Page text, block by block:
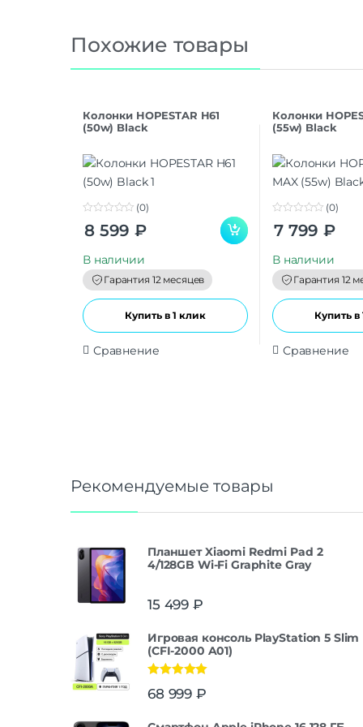
Похожие товары
Колонки HOPESTAR H61
(50w) Black
o
o
(0)
8 599 ₽
В наличии
Гарантия 12 месяцев
Купить в 1 клик
Сравнение
Колонки
(55w) Black
o
o
(0)
7 799 ₽
В наличии
Гарантия 12
Купить в
Сравнение
Рекомендуемые товары
Планшет Xiaomi Redmi Pad 2
4/128GB Wi-Fi Graphite Gray
15 499 ₽
Игровая консоль PlayStation 5 Slim
(CFI-2000 A01)
из 5
68 999 ₽